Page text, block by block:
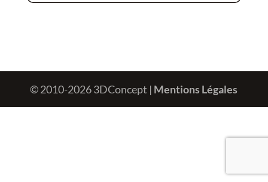
© 2010-2026 3DConcept | Mentions Légales